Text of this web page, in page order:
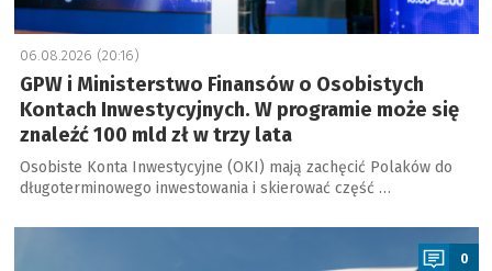
06.08.2026 (20:16)
GPW i Ministerstwo Finansów o Osobistych
Kontach Inwestycyjnych. W programie może się
znaleźć 100 mld zł w trzy lata
Osobiste Konta Inwestycyjne (OKI) mają zachęcić Polaków do
długoterminowego inwestowania i skierować część …
a
0